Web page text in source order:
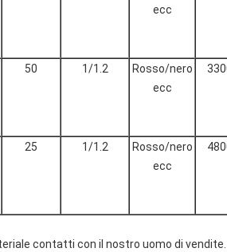
ecc
50 1/1.2
Rosso/nero
ecc
25 1/1.2
Rosso/nero
ecc
contatti con il nostro uomo di